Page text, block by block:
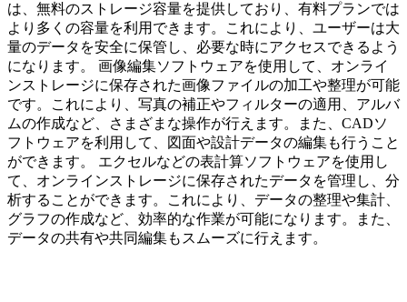
は、無料のストレージ容量を提供しており、有料プランでは
より多くの容量を利用できます。これにより、ユーザーは大
量のデータを安全に保管し、必要な時にアクセスできるよう
になります。 画像編集ソフトウェアを使用して、オンライ
ンストレージに保存された画像ファイルの加工や整理が可能
です。これにより、写真の補正やフィルターの適用、アルバ
ムの作成など、さまざまな操作が行えます。また、CADソ
フトウェアを利用して、図面や設計データの編集も行うこと
ができます。 エクセルなどの表計算ソフトウェアを使用し
て、オンラインストレージに保存されたデータを管理し、分
析することができます。これにより、データの整理や集計、
グラフの作成など、効率的な作業が可能になります。また、
データの共有や共同編集もスムーズに行えます。